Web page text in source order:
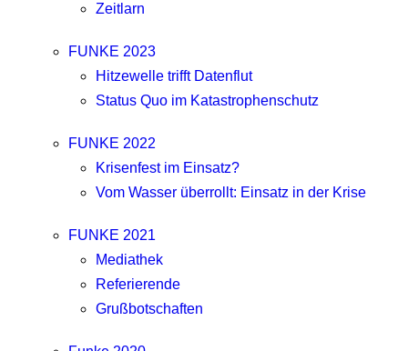
Zeitlarn
FUNKE 2023
Hitzewelle trifft Datenflut
Status Quo im Katastrophenschutz
FUNKE 2022
Krisenfest im Einsatz?
Vom Wasser überrollt: Einsatz in der Krise
FUNKE 2021
Mediathek
Referierende
Grußbotschaften